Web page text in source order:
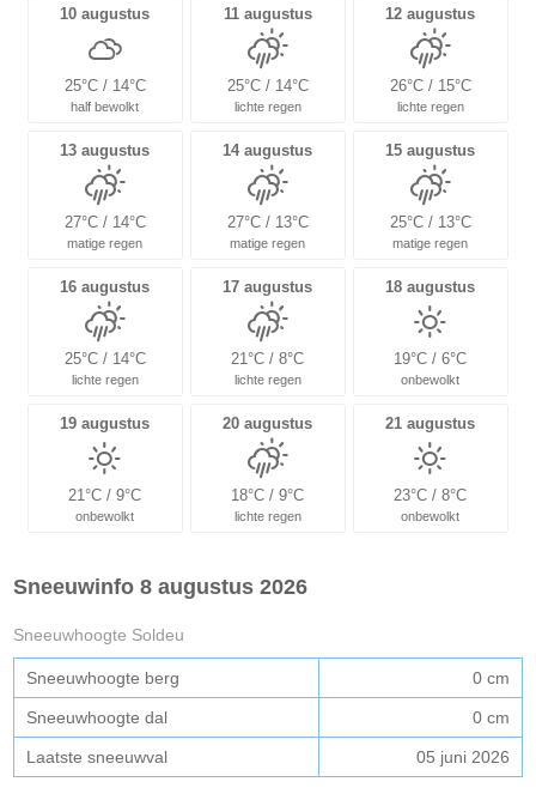
10 augustus
25°C / 14°C
half bewolkt
11 augustus
25°C / 14°C
lichte regen
12 augustus
26°C / 15°C
lichte regen
13 augustus
27°C / 14°C
matige regen
14 augustus
27°C / 13°C
matige regen
15 augustus
25°C / 13°C
matige regen
16 augustus
25°C / 14°C
lichte regen
17 augustus
21°C / 8°C
lichte regen
18 augustus
19°C / 6°C
onbewolkt
19 augustus
21°C / 9°C
onbewolkt
20 augustus
18°C / 9°C
lichte regen
21 augustus
23°C / 8°C
onbewolkt
Sneeuwinfo 8 augustus 2026
Sneeuwhoogte Soldeu
Sneeuwhoogte berg 0 cm
Sneeuwhoogte dal 0 cm
Laatste sneeuwval 05 juni 2026